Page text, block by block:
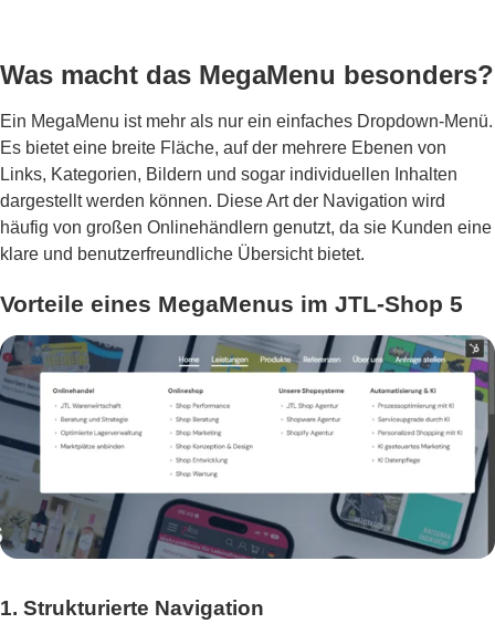
Was macht das MegaMenu besonders?
Ein MegaMenu ist mehr als nur ein einfaches Dropdown-Menü.
Es bietet eine breite Fläche, auf der mehrere Ebenen von
Links, Kategorien, Bildern und sogar individuellen Inhalten
dargestellt werden können. Diese Art der Navigation wird
häufig von großen Onlinehändlern genutzt, da sie Kunden eine
klare und benutzerfreundliche Übersicht bietet.
Vorteile eines MegaMenus im JTL-Shop 5
1. Strukturierte Navigation